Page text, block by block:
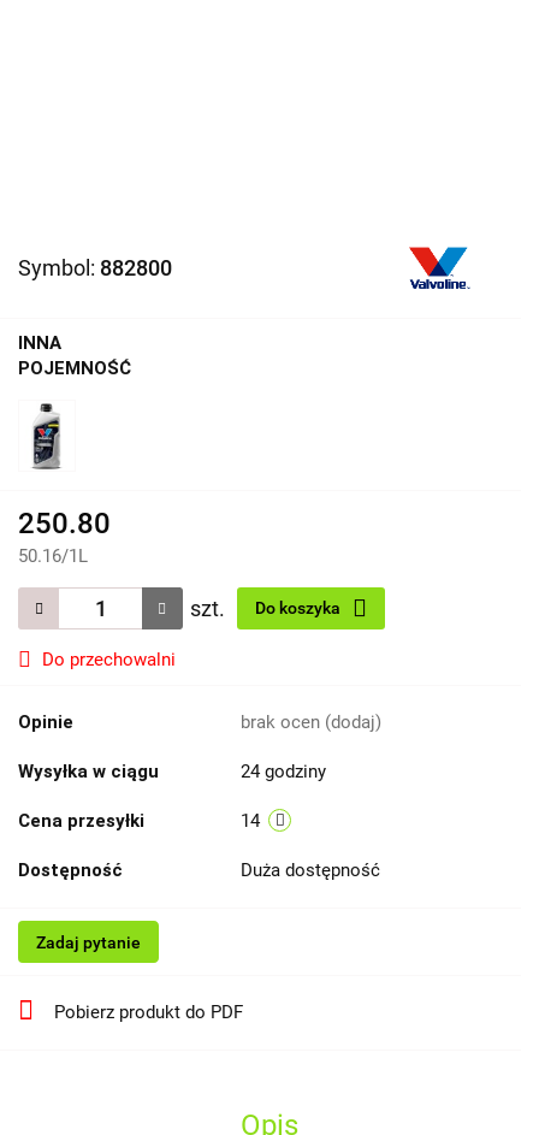
Symbol: 882800
INNA
POJEMNOŚĆ
250.80
50.16/1L
szt. Do koszyka
Do przechowalni
Opinie brak ocen (dodaj)
Wysyłka w ciągu 24 godziny
Cena przesyłki 14
Dostępność Duża dostępność
Zadaj pytanie
Pobierz produkt do PDF
Opis